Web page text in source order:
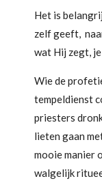
Het is
zelf geeft,
wat Hij zegt,
Wie de
tempeldienst
priesters
lieten gaan
mooie manier
walgelijk